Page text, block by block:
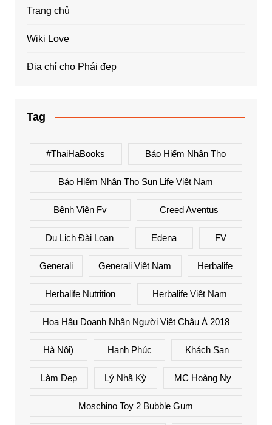
Trang chủ
Wiki Love
Địa chỉ cho Phái đẹp
Tag
#ThaiHaBooks Bảo Hiểm Nhân Thọ
Bảo Hiểm Nhân Thọ Sun Life Việt Nam
Bệnh Viện Fv Creed Aventus
Du Lịch Đài Loan Edena FV
Generali Generali Việt Nam Herbalife
Herbalife Nutrition Herbalife Việt Nam
Hoa Hậu Doanh Nhân Người Việt Châu Á 2018
Hà Nội) Hạnh Phúc Khách Sạn
Làm Đẹp Lý Nhã Kỳ MC Hoàng Ny
Moschino Toy 2 Bubble Gum